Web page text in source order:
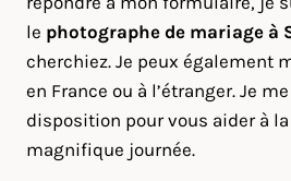
le photographe de mariage à
cherchiez. Je peux également
en France ou à l’étranger. Je
disposition pour vous aider à
magnifique journée.